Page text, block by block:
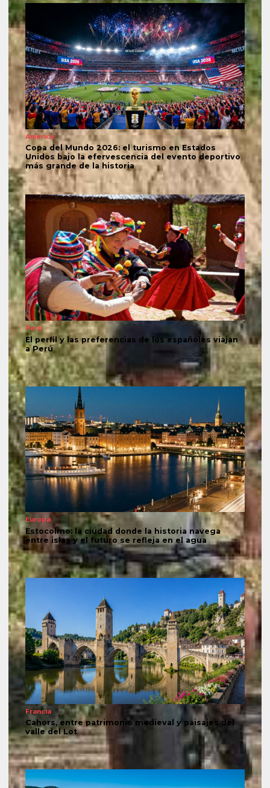
América
Copa del Mundo 2026: el turismo en Estados
Unidos bajo la efervescencia del evento deportivo
más grande de la historia
Perú
El perfil y las preferencias de los españoles viajan
a Perú
Europa
Estocolmo: la ciudad donde la historia navega
entre islas y el futuro se refleja en el agua
Francia
Cahors, entre patrimonio medieval y paisajes del
valle del Lot